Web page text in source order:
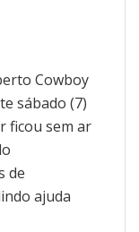
Cowboy
sábado (7)
ficou sem ar
de
ajuda